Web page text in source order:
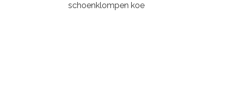
schoenklompen koe